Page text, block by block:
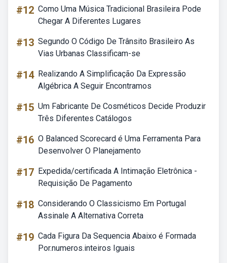
#12 Como Uma Música Tradicional Brasileira Pode
Chegar A Diferentes Lugares
#13 Segundo O Código De Trânsito Brasileiro As
Vias Urbanas Classificam-se
#14 Realizando A Simplificação Da Expressão
Algébrica A Seguir Encontramos
#15 Um Fabricante De Cosméticos Decide Produzir
Três Diferentes Catálogos
#16 O Balanced Scorecard é Uma Ferramenta Para
Desenvolver O Planejamento
#17 Expedida/certificada A Intimação Eletrônica -
Requisição De Pagamento
#18 Considerando O Classicismo Em Portugal
Assinale A Alternativa Correta
#19 Cada Figura Da Sequencia Abaixo é Formada
Por.numeros.inteiros Iguais